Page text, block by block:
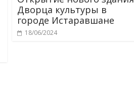
Дворца культуры в
городе Истаравшане
18/06/2024